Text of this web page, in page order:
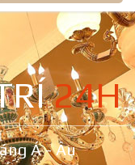
24H
Á - Âu